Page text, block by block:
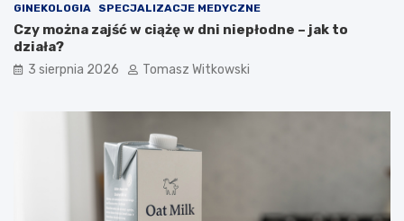
GINEKOLOGIA SPECJALIZACJE MEDYCZNE
Czy można zajść w ciążę w dni niepłodne – jak to
działa?
3 sierpnia 2026 Tomasz Witkowski